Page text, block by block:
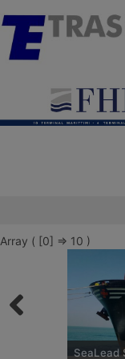
Array ( [0] => 10 )
SeaLead